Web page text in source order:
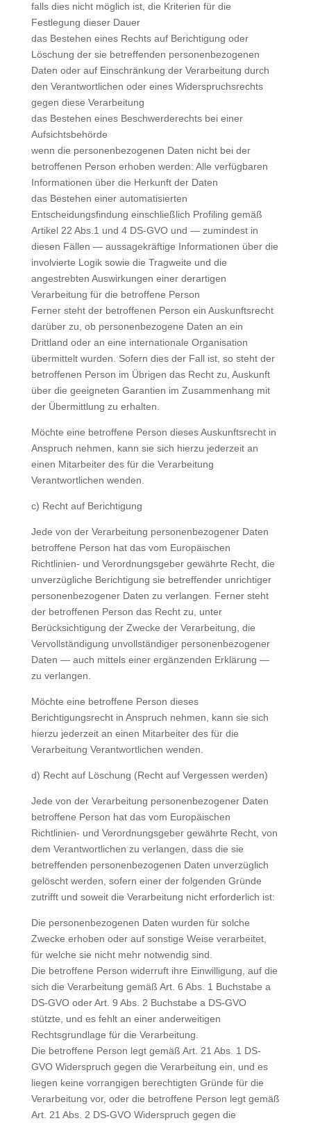
falls dies nicht möglich ist, die Kriterien für die
Festlegung dieser Dauer
das Bestehen eines Rechts auf Berichtigung oder
Löschung der sie betreffenden personenbezogenen
Daten oder auf Einschränkung der Verarbeitung durch
den Verantwortlichen oder eines Widerspruchsrechts
gegen diese Verarbeitung
das Bestehen eines Beschwerderechts bei einer
Aufsichtsbehörde
wenn die personenbezogenen Daten nicht bei der
betroffenen Person erhoben werden: Alle verfügbaren
Informationen über die Herkunft der Daten
das Bestehen einer automatisierten
Entscheidungsfindung einschließlich Profiling gemäß
Artikel 22 Abs.1 und 4 DS-GVO und — zumindest in
diesen Fällen — aussagekräftige Informationen über die
involvierte Logik sowie die Tragweite und die
angestrebten Auswirkungen einer derartigen
Verarbeitung für die betroffene Person
Ferner steht der betroffenen Person ein Auskunftsrecht
darüber zu, ob personenbezogene Daten an ein
Drittland oder an eine internationale Organisation
übermittelt wurden. Sofern dies der Fall ist, so steht der
betroffenen Person im Übrigen das Recht zu, Auskunft
über die geeigneten Garantien im Zusammenhang mit
der Übermittlung zu erhalten.
Möchte eine betroffene Person dieses Auskunftsrecht in
Anspruch nehmen, kann sie sich hierzu jederzeit an
einen Mitarbeiter des für die Verarbeitung
Verantwortlichen wenden.
c) Recht auf Berichtigung
Jede von der Verarbeitung personenbezogener Daten
betroffene Person hat das vom Europäischen
Richtlinien- und Verordnungsgeber gewährte Recht, die
unverzügliche Berichtigung sie betreffender unrichtiger
personenbezogener Daten zu verlangen. Ferner steht
der betroffenen Person das Recht zu, unter
Berücksichtigung der Zwecke der Verarbeitung, die
Vervollständigung unvollständiger personenbezogener
Daten — auch mittels einer ergänzenden Erklärung —
zu verlangen.
Möchte eine betroffene Person dieses
Berichtigungsrecht in Anspruch nehmen, kann sie sich
hierzu jederzeit an einen Mitarbeiter des für die
Verarbeitung Verantwortlichen wenden.
d) Recht auf Löschung (Recht auf Vergessen werden)
Jede von der Verarbeitung personenbezogener Daten
betroffene Person hat das vom Europäischen
Richtlinien- und Verordnungsgeber gewährte Recht, von
dem Verantwortlichen zu verlangen, dass die sie
betreffenden personenbezogenen Daten unverzüglich
gelöscht werden, sofern einer der folgenden Gründe
zutrifft und soweit die Verarbeitung nicht erforderlich ist:
Die personenbezogenen Daten wurden für solche
Zwecke erhoben oder auf sonstige Weise verarbeitet,
für welche sie nicht mehr notwendig sind.
Die betroffene Person widerruft ihre Einwilligung, auf die
sich die Verarbeitung gemäß Art. 6 Abs. 1 Buchstabe a
DS-GVO oder Art. 9 Abs. 2 Buchstabe a DS-GVO
stützte, und es fehlt an einer anderweitigen
Rechtsgrundlage für die Verarbeitung.
Die betroffene Person legt gemäß Art. 21 Abs. 1 DS-
GVO Widerspruch gegen die Verarbeitung ein, und es
liegen keine vorrangigen berechtigten Gründe für die
Verarbeitung vor, oder die betroffene Person legt gemäß
Art. 21 Abs. 2 DS-GVO Widerspruch gegen die